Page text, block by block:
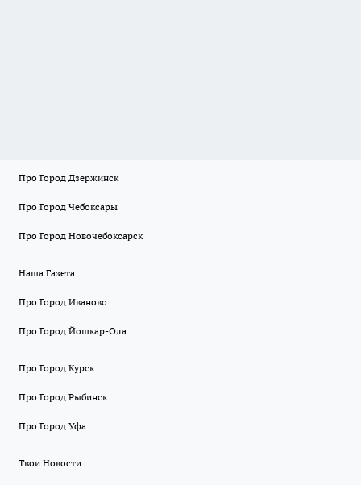
Про Город Дзержинск
Про Город Чебоксары
Про Город Новочебоксарск
Наша Газета
Про Город Иваново
Про Город Йошкар-Ола
Про Город Курск
Про Город Рыбинск
Про Город Уфа
Твои Новости